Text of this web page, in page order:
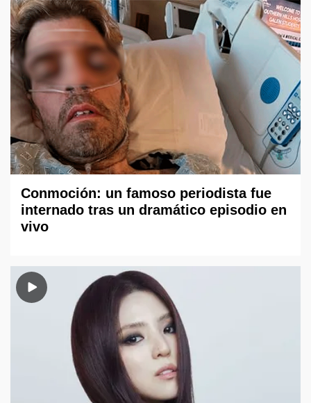
Conmoción: un famoso periodista fue
internado tras un dramático episodio en
vivo